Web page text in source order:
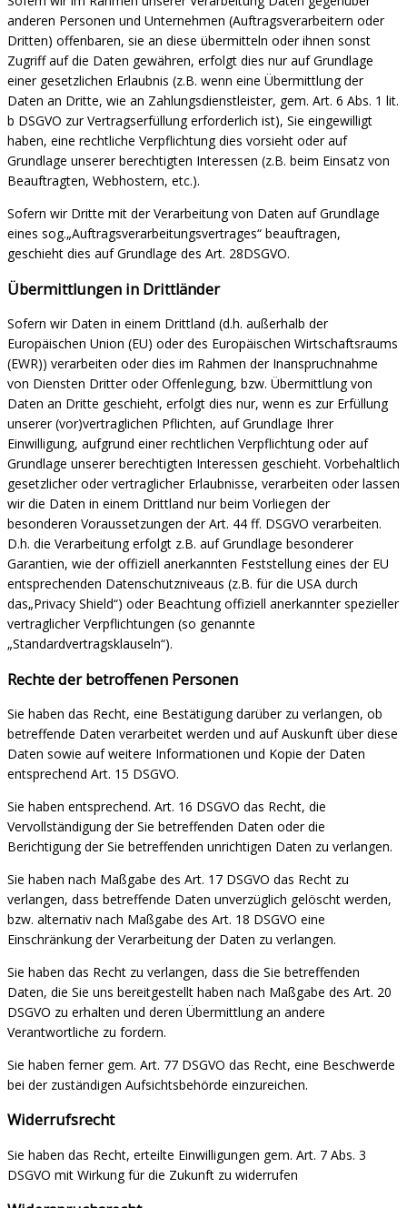
anderen Personen und Unternehmen (Auftragsverarbeitern oder
Dritten) offenbaren, sie an diese übermitteln oder ihnen sonst
Zugriff auf die Daten gewähren, erfolgt dies nur auf Grundlage
einer gesetzlichen Erlaubnis (z.B. wenn eine Übermittlung der
Daten an Dritte, wie an Zahlungsdienstleister, gem. Art. 6 Abs. 1 lit.
b DSGVO zur Vertragserfüllung erforderlich ist), Sie eingewilligt
haben, eine rechtliche Verpflichtung dies vorsieht oder auf
Grundlage unserer berechtigten Interessen (z.B. beim Einsatz von
Beauftragten, Webhostern, etc.).
Sofern wir Dritte mit der Verarbeitung von Daten auf Grundlage
eines sog.„Auftragsverarbeitungsvertrages“ beauftragen,
geschieht dies auf Grundlage des Art. 28DSGVO.
Übermittlungen in Drittländer
Sofern wir Daten in einem Drittland (d.h. außerhalb der
Europäischen Union (EU) oder des Europäischen Wirtschaftsraums
(EWR)) verarbeiten oder dies im Rahmen der Inanspruchnahme
von Diensten Dritter oder Offenlegung, bzw. Übermittlung von
Daten an Dritte geschieht, erfolgt dies nur, wenn es zur Erfüllung
unserer (vor)vertraglichen Pflichten, auf Grundlage Ihrer
Einwilligung, aufgrund einer rechtlichen Verpflichtung oder auf
Grundlage unserer berechtigten Interessen geschieht. Vorbehaltlich
gesetzlicher oder vertraglicher Erlaubnisse, verarbeiten oder lassen
wir die Daten in einem Drittland nur beim Vorliegen der
besonderen Voraussetzungen der Art. 44 ff. DSGVO verarbeiten.
D.h. die Verarbeitung erfolgt z.B. auf Grundlage besonderer
Garantien, wie der offiziell anerkannten Feststellung eines der EU
entsprechenden Datenschutzniveaus (z.B. für die USA durch
das„Privacy Shield“) oder Beachtung offiziell anerkannter spezieller
vertraglicher Verpflichtungen (so genannte
„Standardvertragsklauseln“).
Rechte der betroffenen Personen
Sie haben das Recht, eine Bestätigung darüber zu verlangen, ob
betreffende Daten verarbeitet werden und auf Auskunft über diese
Daten sowie auf weitere Informationen und Kopie der Daten
entsprechend Art. 15 DSGVO.
Sie haben entsprechend. Art. 16 DSGVO das Recht, die
Vervollständigung der Sie betreffenden Daten oder die
Berichtigung der Sie betreffenden unrichtigen Daten zu verlangen.
Sie haben nach Maßgabe des Art. 17 DSGVO das Recht zu
verlangen, dass betreffende Daten unverzüglich gelöscht werden,
bzw. alternativ nach Maßgabe des Art. 18 DSGVO eine
Einschränkung der Verarbeitung der Daten zu verlangen.
Sie haben das Recht zu verlangen, dass die Sie betreffenden
Daten, die Sie uns bereitgestellt haben nach Maßgabe des Art. 20
DSGVO zu erhalten und deren Übermittlung an andere
Verantwortliche zu fordern.
Sie haben ferner gem. Art. 77 DSGVO das Recht, eine Beschwerde
bei der zuständigen Aufsichtsbehörde einzureichen.
Widerrufsrecht
Sie haben das Recht, erteilte Einwilligungen gem. Art. 7 Abs. 3
DSGVO mit Wirkung für die Zukunft zu widerrufen